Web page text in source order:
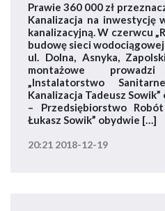
Prawie 360 000 zł
Kanalizacja na
kanalizacyjną. W czerwcu
budowę sieci
ul. Dolna, Asnyka,
montażowe
„Instalatorstwo
Kanalizacja Tadeusz
– Przedsiębiorstwo
Łukasz Sowik” obydwie […]
20:21 2018-12-19